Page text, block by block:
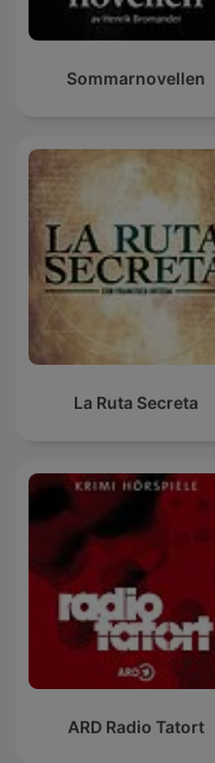
Sommarnovellen
La Ruta Secreta
ARD Radio Tatort